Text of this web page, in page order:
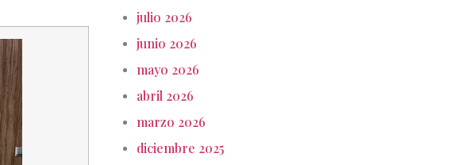
julio 2026
junio 2026
mayo 2026
abril 2026
marzo 2026
diciembre 2025